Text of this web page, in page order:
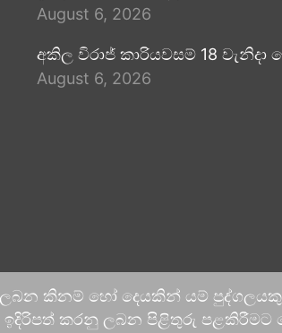
August 6, 2026
අකිල විරාජ් කාරියවසම් 18 වැනිදා
August 6, 2026
ලබන කිනම් හෝ දෙයකින් යම්
කරනු ලබන පිළිතුරු පළකිරීමට